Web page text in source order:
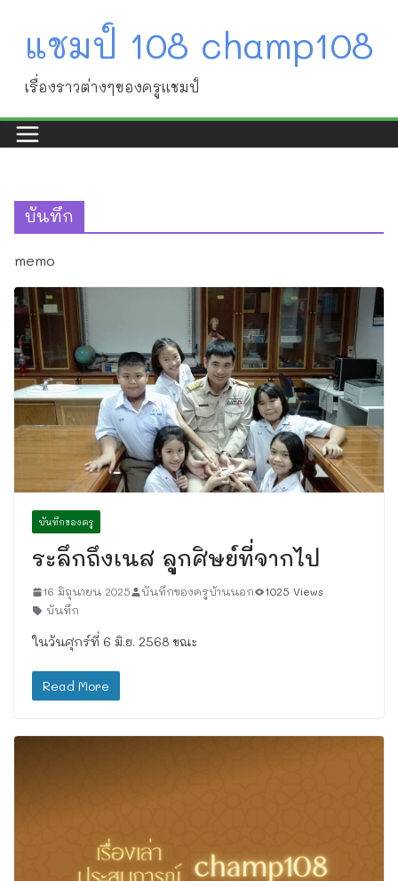
contentแชมป์ 108 champ108
เรื่องราวต่างๆของครูแชมป์
บันทึก
memo
บันทึกของครู
ระลึกถึงเนส ลูกศิษย์ที่จากไป
16 มิถุนายน 2025 บันทึกของครูบ้านนอก
1025 Views
บันทึก
ในวันศุกร์ที่ 6 มิ.ย. 2568 ขณะ
Read More